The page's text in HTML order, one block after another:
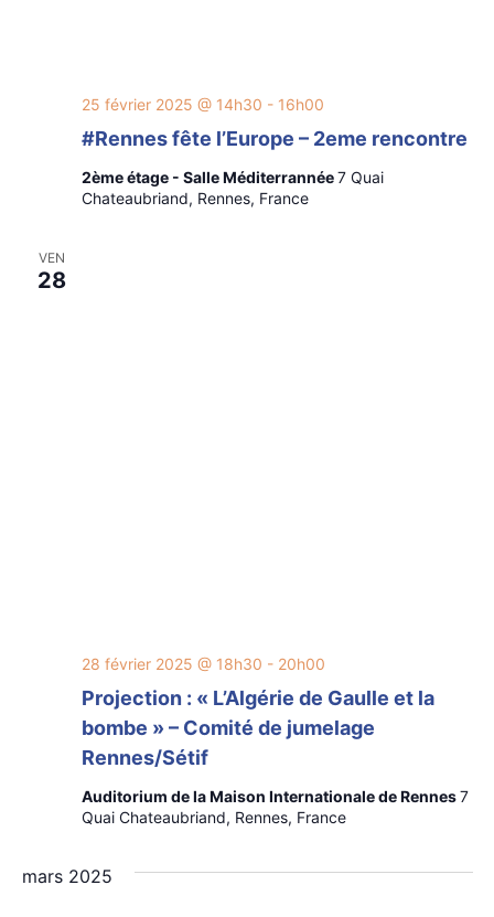
#Rennes fête l’Europe – 2eme rencontre
25 février 2025 @ 14h30 - 16h00
2ème étage - Salle Méditerrannée7 Quai
Chateaubriand, Rennes, France
VEN
28
Projection : « L’Algérie de Gaulle et la
bombe » – Comité de jumelage
Rennes/Sétif
28 février 2025 @ 18h30 - 20h00
Auditorium de la Maison Internationale de Rennes7
Quai Chateaubriand, Rennes, France
mars 2025